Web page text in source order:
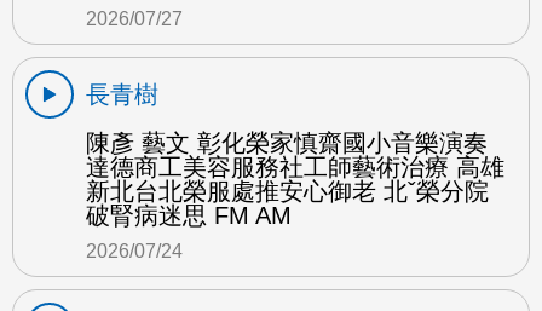
2026/07/27
長青樹
陳彥 藝文 彰化榮家慎齋國小音樂演奏
達德商工美容服務社工師藝術治療 高雄
新北台北榮服處推安心御老 北ˇ榮分院
破腎病迷思 FM AM
2026/07/24